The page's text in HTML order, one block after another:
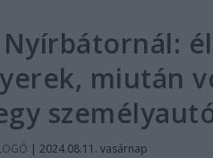
miután
|2024.08.11. vasárnap